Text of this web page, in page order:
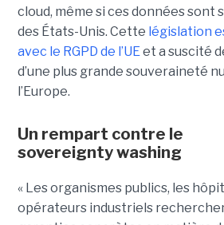
cloud, même si ces données sont
des États-Unis. Cette législation
avec le RGPD de l’UEet a suscité
d’une plus grande souveraineté
l’Europe.
Un rempart contre le
sovereignty washing
« Les organismes publics, les
opérateurs industriels